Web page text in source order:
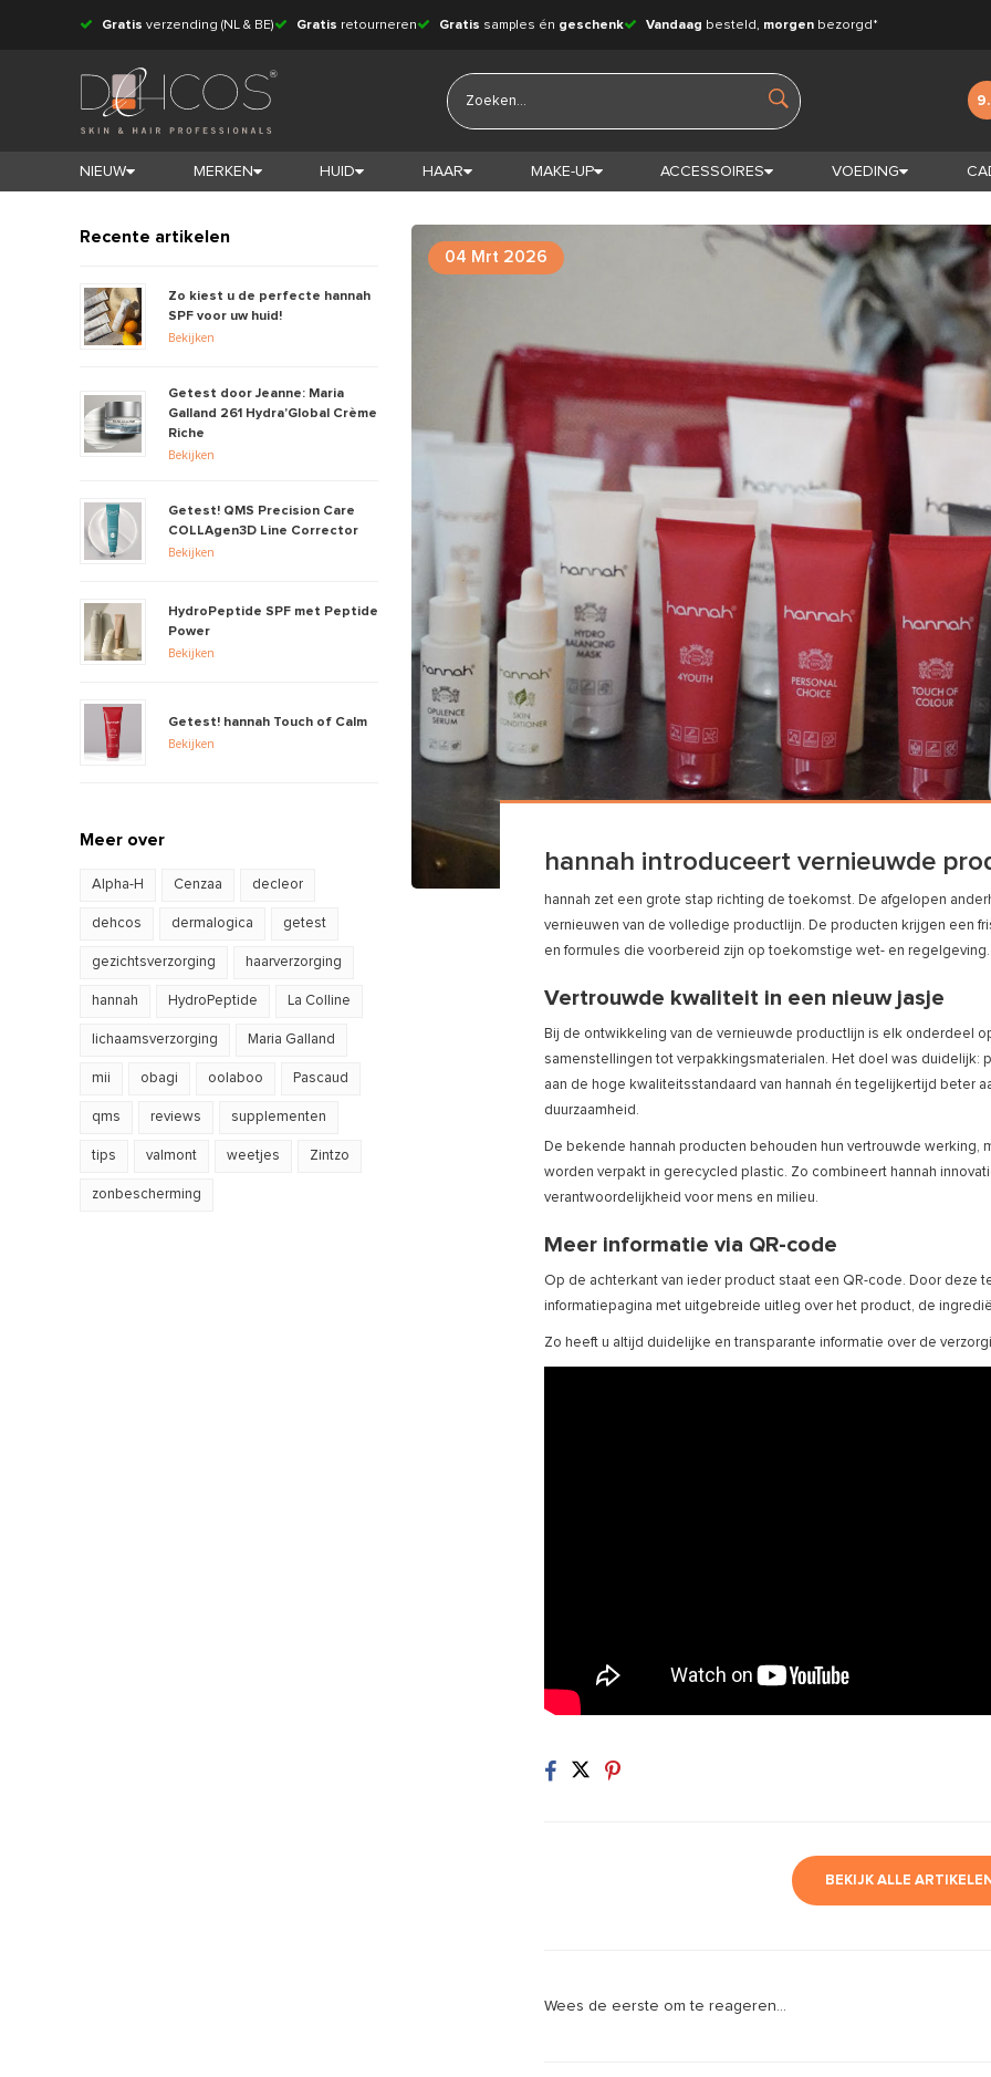
Gratis verzending (NL & BE) Gratis retourneren Gratis samples én geschenk Vandaag besteld, morgen bezorgd*
NIEUW MERKEN HUID HAAR MAKE-UP ACCESSOIRES VOEDING
Recente artikelen
Zo kiest u de perfecte hannah
SPF voor uw huid!
Bekijken
Getest door Jeanne: Maria
Galland 261 Hydra'Global Crème
Riche
Bekijken
Getest! QMS Precision Care
COLLAgen3D Line Corrector
Bekijken
HydroPeptide SPF met Peptide
Power
Bekijken
Getest! hannah Touch of Calm
Bekijken
Meer over
Alpha-H Cenzaa decleor
dehcos dermalogica getest
gezichtsverzorging haarverzorging
hannah HydroPeptide La Colline
lichaamsverzorging Maria Galland
mii obagi oolaboo Pascaud
qms reviews supplementen
tips valmont weetjes Zintzo
zonbescherming
04 Mrt 2026
hannah introduceert vernieuwde
hannah zet een grote stap richting de toekomst. De afgelopen
vernieuwen van de volledige productlijn. De producten krijgen een
en formules die voorbereid zijn op toekomstige wet- en regelgeving.
Vertrouwde kwaliteit in een nieuw jasje
Bij de ontwikkeling van de vernieuwde productlijn is elk onderdeel
samenstellingen tot verpakkingsmaterialen. Het doel was duidelijk:
aan de hoge kwaliteitsstandaard van hannah én tegelijkertijd beter
duurzaamheid.
De bekende hannah producten behouden hun vertrouwde werking,
worden verpakt in gerecycled plastic. Zo combineert hannah
verantwoordelijkheid voor mens en milieu.
Meer informatie via QR-code
Op de achterkant van ieder product staat een QR-code. Door deze
informatiepagina met uitgebreide uitleg over het product, de
Zo heeft u altijd duidelijke en transparante informatie over de
BEKIJK ALLE
Wees de eerste om te reageren...